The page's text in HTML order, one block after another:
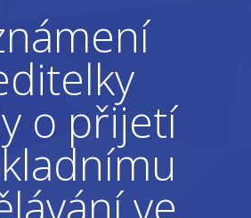
školního roku ZŠ
přestávky
o přijetí